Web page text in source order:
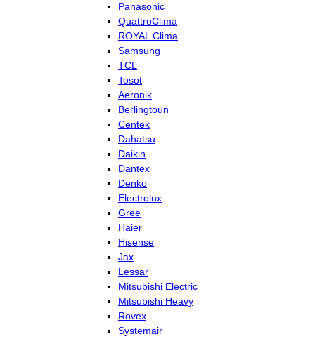
Panasonic
QuattroClima
ROYAL Clima
Samsung
TCL
Tosot
Aeronik
Berlingtoun
Centek
Dahatsu
Daikin
Dantex
Denko
Electrolux
Gree
Haier
Hisense
Jax
Lessar
Mitsubishi Electric
Mitsubishi Heavy
Rovex
Systemair